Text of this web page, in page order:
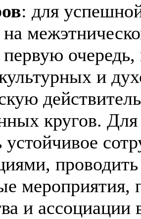
: для
на
и
кругов.
устойчивое
мероприятия,
и ассоциации